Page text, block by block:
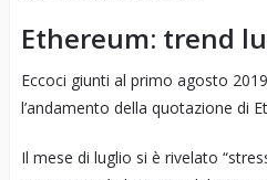
Ethereum: trend
Eccoci giunti al primo agosto
l’andamento della quotazione di
Il mese di luglio si è rivelato